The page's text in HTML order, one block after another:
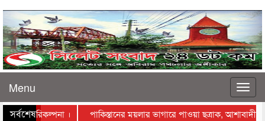
Menu
সর্বশেষপরিকল্পনা ।
পাকিস্তানের ময়লার ভাগারে পাওয়া ছত্রাক, আশাবাদী